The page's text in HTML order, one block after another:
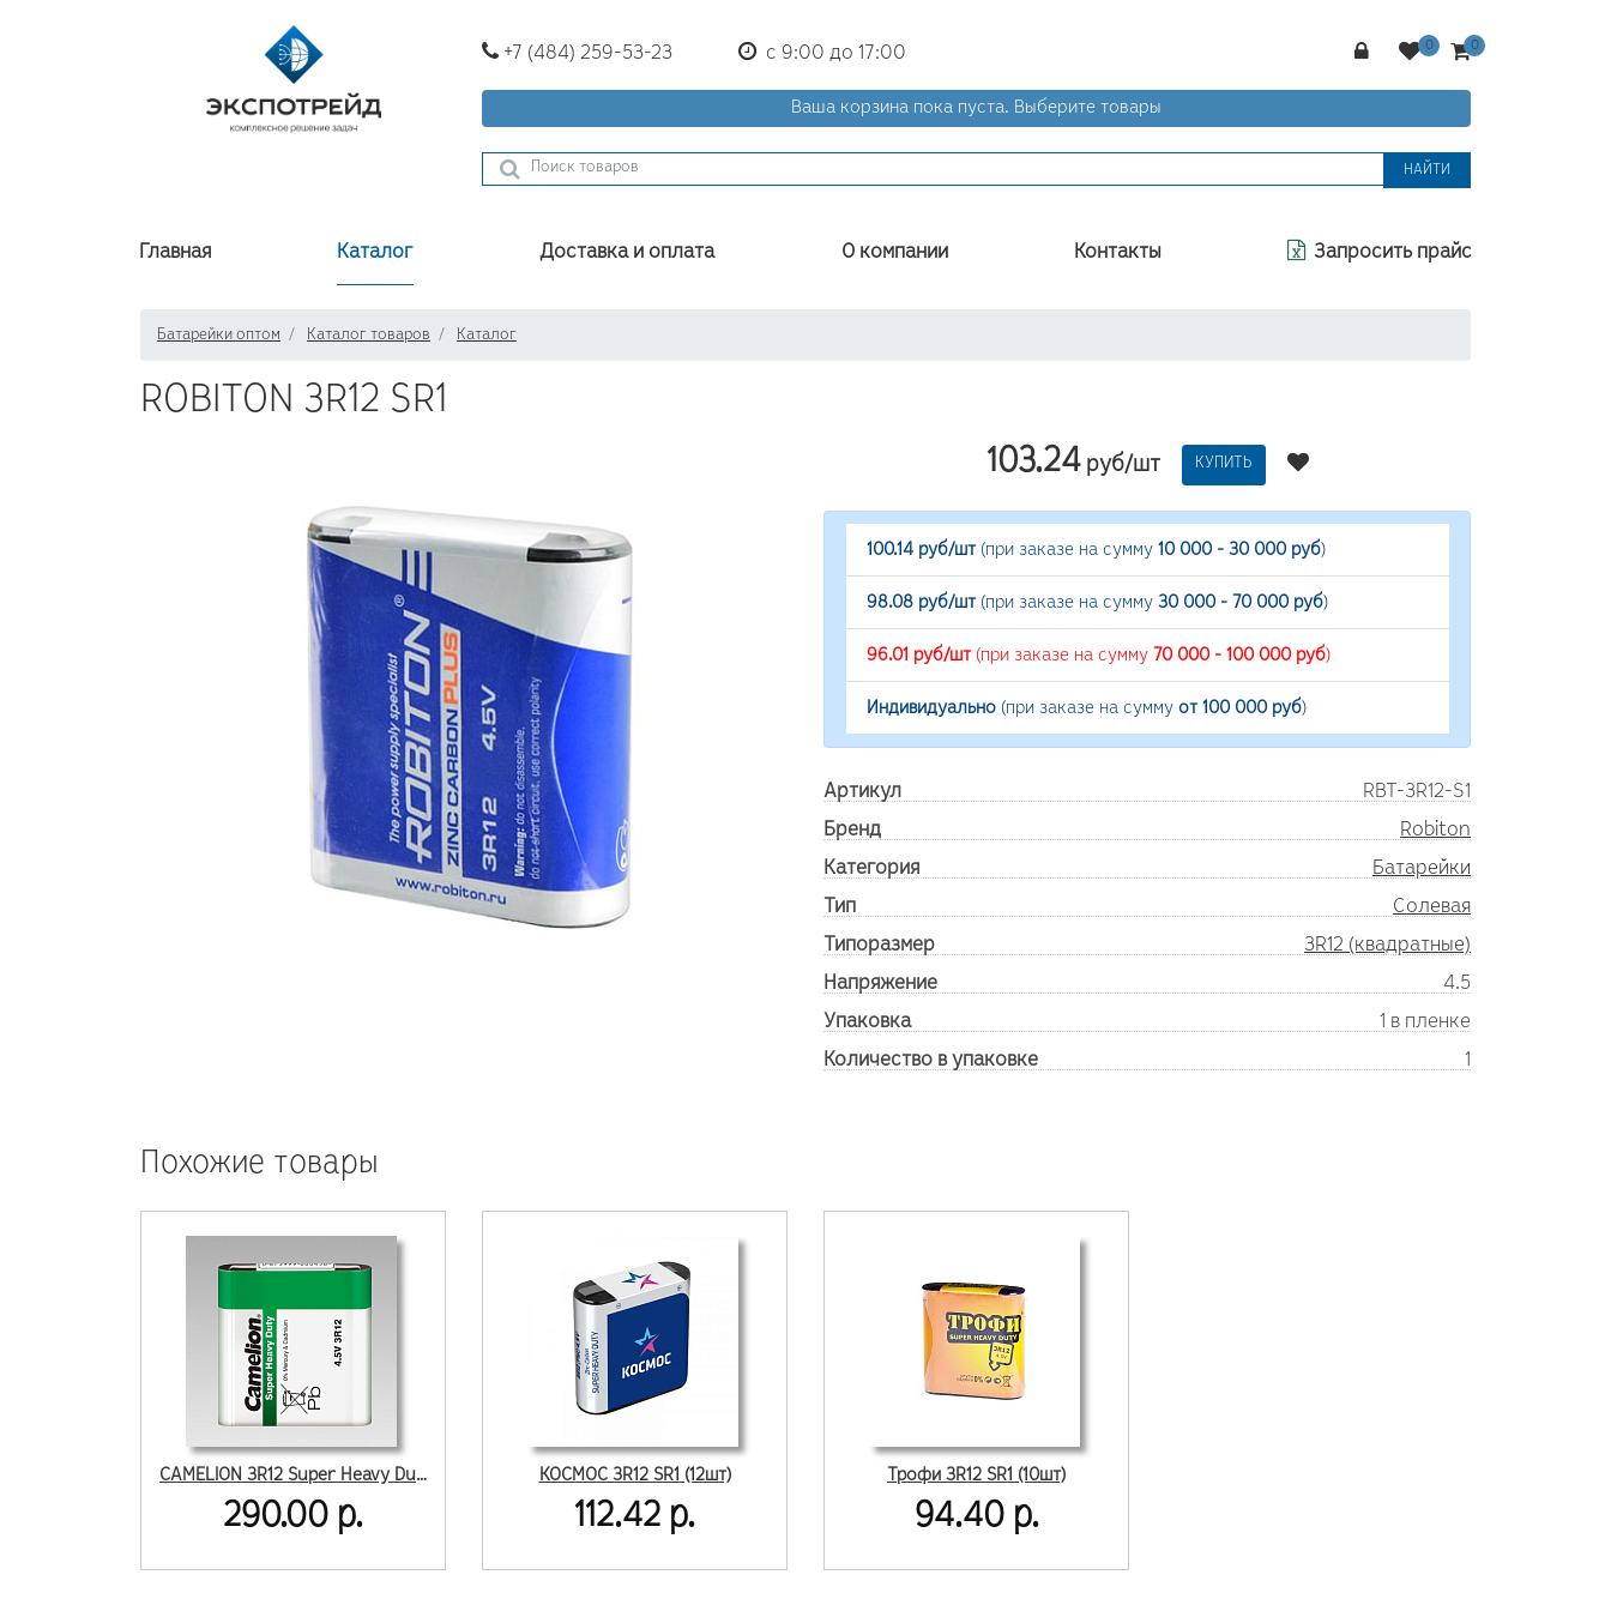
+7 (484) 259-53-23 с 9:00 до 17:00
Ваша корзина пока пуста. Выберите товары
НАЙТИ
Главная Каталог Доставка и оплата О компании Контакты Запросить прайс
Батарейки оптом Каталог товаров Каталог
ROBITON 3R12 SR1
103.24руб/шт КУПИТЬ
100.14 руб/шт(при заказе на сумму 10 000 - 30 000 руб)
98.08 руб/шт(при заказе на сумму 30 000 - 70 000 руб)
96.01 руб/шт(при заказе на сумму 70 000 - 100 000 руб)
Индивидуально (при заказе на сумму от 100 000 руб)
Артикул
RBT-3R12-S1
Бренд
Robiton
Категория
Батарейки
Тип
Солевая
Типоразмер
3R12 (квадратные)
Напряжение
4.5
Упаковка
1 в пленке
Количество в упаковке
1
Похожие товары
CAMELION 3R12 Super Heavy Duty SR1 (12шт)
290.00 р.
КОСМОС 3R12 SR1 (12шт)
112.42 р.
Трофи 3R12 SR1 (10шт)
94.40 р.